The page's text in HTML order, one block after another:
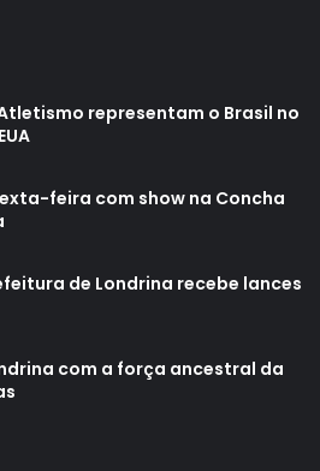
representam o Brasil no
feira com show na Concha
de Londrina recebe lances
com a força ancestral da